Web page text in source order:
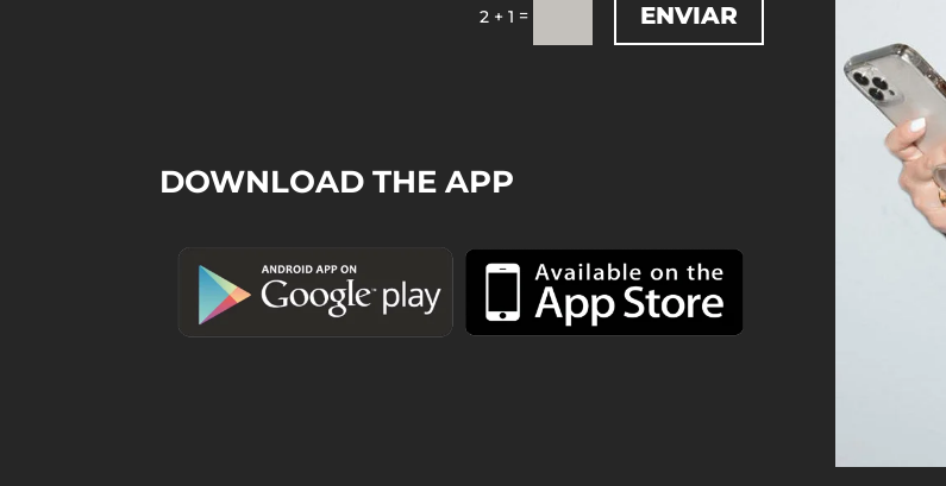
2 + 1 = ENVIAR
DOWNLOAD THE APP